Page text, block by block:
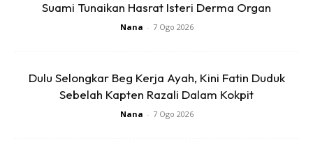
Cara penyediaan:
Suami Tunaikan Hasrat Isteri Derma Organ
Nana - 7 Ogo 2026
Dulu Selongkar Beg Kerja Ayah, Kini Fatin Duduk
Sebelah Kapten Razali Dalam Kokpit
Nana - 7 Ogo 2026